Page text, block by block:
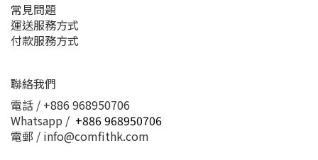
常見問題
運送服務方式
付款服務方式
聯絡我們
電話 / +886 968950706
Whatsapp / +886 968950706
電郵 / info@comfithk.com